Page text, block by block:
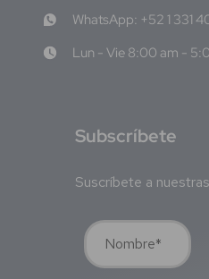
WhatsApp: +52 1 331
Lun - Vie 8:00 am -
Subscríbete
Suscríbete a